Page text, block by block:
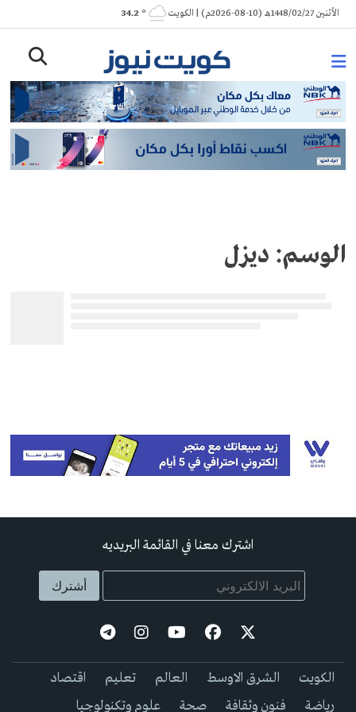
Skip
to
الأثنين 1448/02/27هـ (10-08-2026م) | الكويت ° 34.2
الوسم: ديزل
اشترك معنا في القائمة البريديه
الكويت الشرق الاوسط العالم تعليم
اقتصاد
رياضة
فنون وثقافة صحة علوم وتكنولوجيا